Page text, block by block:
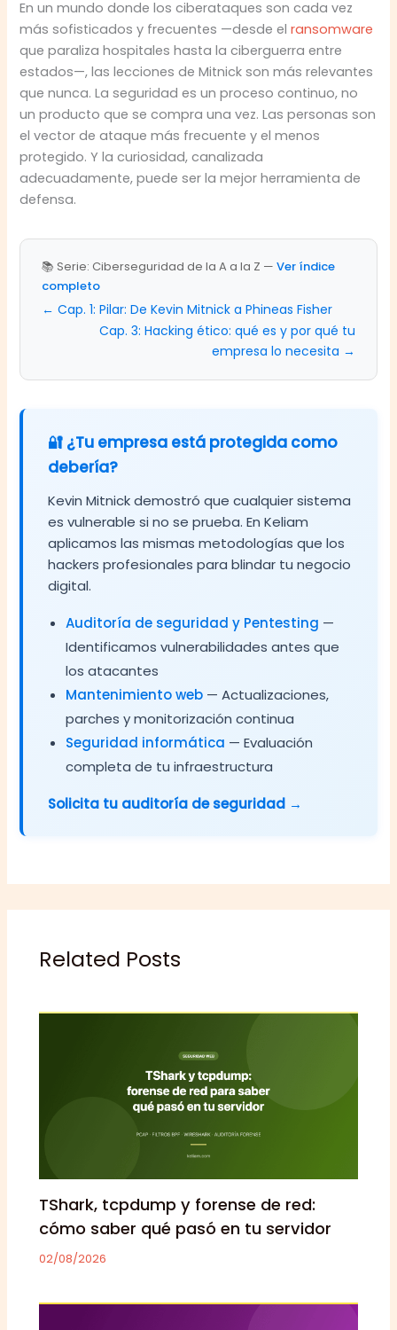
En un mundo donde los ciberataques son cada vez
más sofisticados y frecuentes —desde elransomware
que paraliza hospitales hasta la ciberguerra entre
estados—, las lecciones de Mitnick son más relevantes
que nunca. La seguridad es un proceso continuo, no
un producto que se compra una vez. Las personas son
el vector de ataque más frecuente y el menos
protegido. Y la curiosidad, canalizada
adecuadamente, puede ser la mejor herramienta de
defensa.
📚 Serie: Ciberseguridad de la A a la Z —Ver índice
completo
← Cap. 1: Pilar: De Kevin Mitnick a Phineas Fisher
Cap. 3: Hacking ético: qué es y por qué tu
empresa lo necesita →
🔐 ¿Tu empresa está protegida como
debería?
Kevin Mitnick demostró que cualquier sistema
es vulnerable si no se prueba. En Keliam
aplicamos las mismas metodologías que los
hackers profesionales para blindar tu negocio
digital.
Auditoría de seguridad y Pentesting —
Identificamos vulnerabilidades antes que
los atacantes
Mantenimiento web — Actualizaciones,
parches y monitorización continua
Seguridad informática — Evaluación
completa de tu infraestructura
Solicita tu auditoría de seguridad →
Related Posts
TShark, tcpdump y forense de red:
cómo saber qué pasó en tu servidor
02/08/2026